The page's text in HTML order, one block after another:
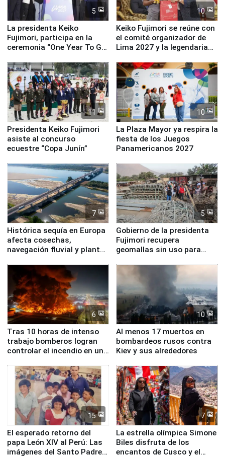
5
La presidenta Keiko
Fujimori, participa en la
ceremonia “One Year To Go
10
Keiko Fujimori se reúne con
el comité organizador de
Lima 2027 y la legendaria
11
Presidenta Keiko Fujimori
asiste al concurso
ecuestre “Copa Junín”
10
La Plaza Mayor ya respira la
fiesta de los Juegos
Panamericanos 2027
7
Histórica sequía en Europa
afecta cosechas,
navegación fluvial y plantas
5
Gobierno de la presidenta
Fujimori recupera
geomallas sin uso para
Fenómeno El Niño
6
Tras 10 horas de intenso
trabajo bomberos logran
controlar el incendio en una
de Chile
10
Al menos 17 muertos en
bombardeos rusos contra
Kiev y sus alrededores
15
El esperado retorno del
papa León XIV al Perú: Las
imágenes del Santo Padre
7
La estrella olímpica Simone
Biles disfruta de los
encantos de Cusco y el